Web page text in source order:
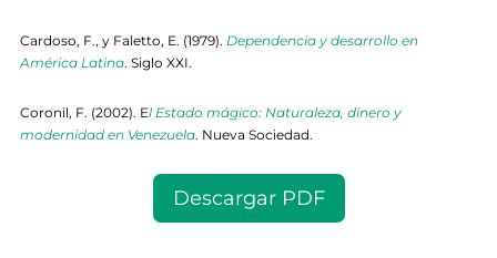
Cardoso, F., y Faletto, E. (1979). Dependencia y desarrollo en
América Latina. Siglo XXI.
Coronil, F. (2002). El Estado mágico: Naturaleza, dinero y
modernidad en Venezuela. Nueva Sociedad.
Descargar PDF